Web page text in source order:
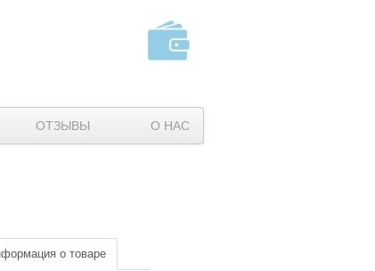
ОТЗЫВЫ О НАС
о товаре